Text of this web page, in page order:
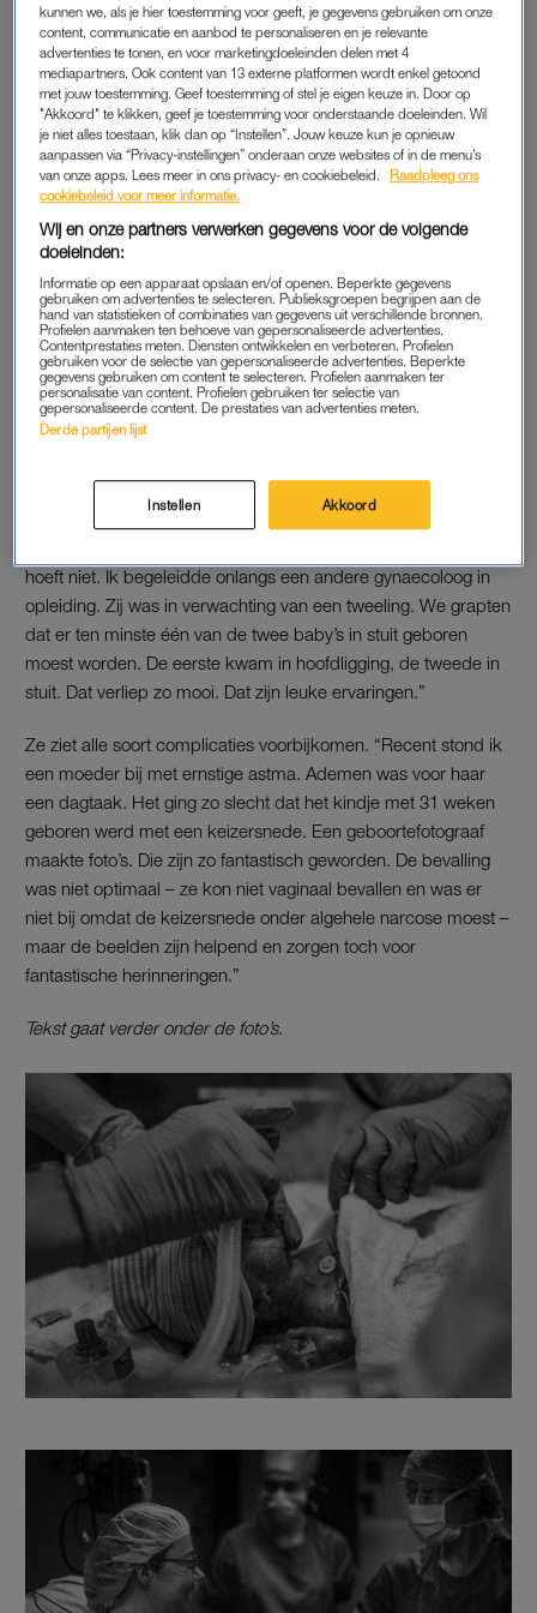
haar tweede kind moest ze kiezen tussen een vaginale baring
of een keizersnede. Veel mensen adviseerden een
keizersnede, maar dat ging tegen haar gevoel in. Ze vroeg me
om advies en samen met haar verloskundige maakten we een
plan.”
De verloskundige deed het grootste gedeelte van de bevalling.
“Het laatste deel hebben we samen begeleid.” Alle
betrokkenen kijken hier positief op terug. “Ze is natuurlijk
bevallen en dat is goed verlopen. Maar ook als we een
keizersnede hadden moeten doen, zou dit een mooie ervaring
zijn geweest. We hadden een stappenplan gemaakt voor alle
scenario’s.”
COMPLEXE ZWANGERSCHAPPEN
waarbij bijvoorbeeld sprake is van
, kanker bij
de moeder of een stuitligging. “In Nederland wordt bij een
hoeft niet. Ik begeleidde onlangs een andere gynaecoloog in
opleiding. Zij was in verwachting van een tweeling. We grapten
dat er ten minste één van de twee baby’s in stuit geboren
moest worden. De eerste kwam in hoofdligging, de tweede in
stuit. Dat verliep zo mooi. Dat zijn leuke ervaringen.”
Ze ziet alle soort complicaties voorbijkomen. “Recent stond ik
een moeder bij met ernstige astma. Ademen was voor haar
een dagtaak. Het ging zo slecht dat het kindje met 31 weken
geboren werd met een keizersnede. Een geboortefotograaf
maakte foto’s. Die zijn zo fantastisch geworden. De bevalling
was niet optimaal – ze kon niet vaginaal bevallen en was er
niet bij omdat de keizersnede onder algehele narcose moest –
maar de beelden zijn helpend en zorgen toch voor
fantastische herinneringen.”
Tekst gaat verder onder de foto’s.
kunnen we, als je hier toestemming voor geeft, je gegevens gebruiken om onze
content, communicatie en aanbod te personaliseren en je relevante
advertenties te tonen, en voor marketingdoeleinden delen met 4
mediapartners. Ook content van 13 externe platformen wordt enkel getoond
met jouw toestemming. Geef toestemming of stel je eigen keuze in. Door op
"Akkoord" te klikken, geef je toestemming voor onderstaande doeleinden. Wil
je niet alles toestaan, klik dan op “Instellen”. Jouw keuze kun je opnieuw
aanpassen via “Privacy-instellingen” onderaan onze websites of in de menu’s
van onze apps. Lees meer in ons privacy- en cookiebeleid.
Raadpleeg ons
cookiebeleid voor meer informatie.
Wij en onze partners verwerken gegevens voor de volgende
doeleinden:
Informatie op een apparaat opslaan en/of openen. Beperkte gegevens
gebruiken om advertenties te selecteren. Publieksgroepen begrijpen aan de
hand van statistieken of combinaties van gegevens uit verschillende bronnen.
Profielen aanmaken ten behoeve van gepersonaliseerde advertenties.
Contentprestaties meten. Diensten ontwikkelen en verbeteren. Profielen
gebruiken voor de selectie van gepersonaliseerde advertenties. Beperkte
gegevens gebruiken om content te selecteren. Profielen aanmaken ter
personalisatie van content. Profielen gebruiken ter selectie van
gepersonaliseerde content. De prestaties van advertenties meten.
Derde partijen lijst
Instellen Akkoord